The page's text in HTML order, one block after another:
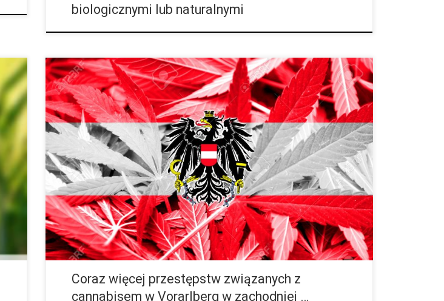
biologicznymi lub naturalnymi
Vorarlberg w zachodniej części Austrii to bardzo znany i lubiany rejon narciarski, który
oferuje turystom nie tylko dużo zabawy na stokach ale i sielskiego krajobrazu. Ta
granicząca z Lichtensteinem, Niemcami […]
Coraz więcej przestępstw związanych z
cannabisem w Vorarlberg w zachodniej …